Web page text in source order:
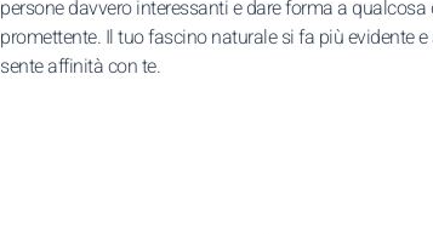
persone davvero interessanti e dare forma a qualcosa
promettente. Il tuo fascino naturale si fa più evidente
sente affinità con te.